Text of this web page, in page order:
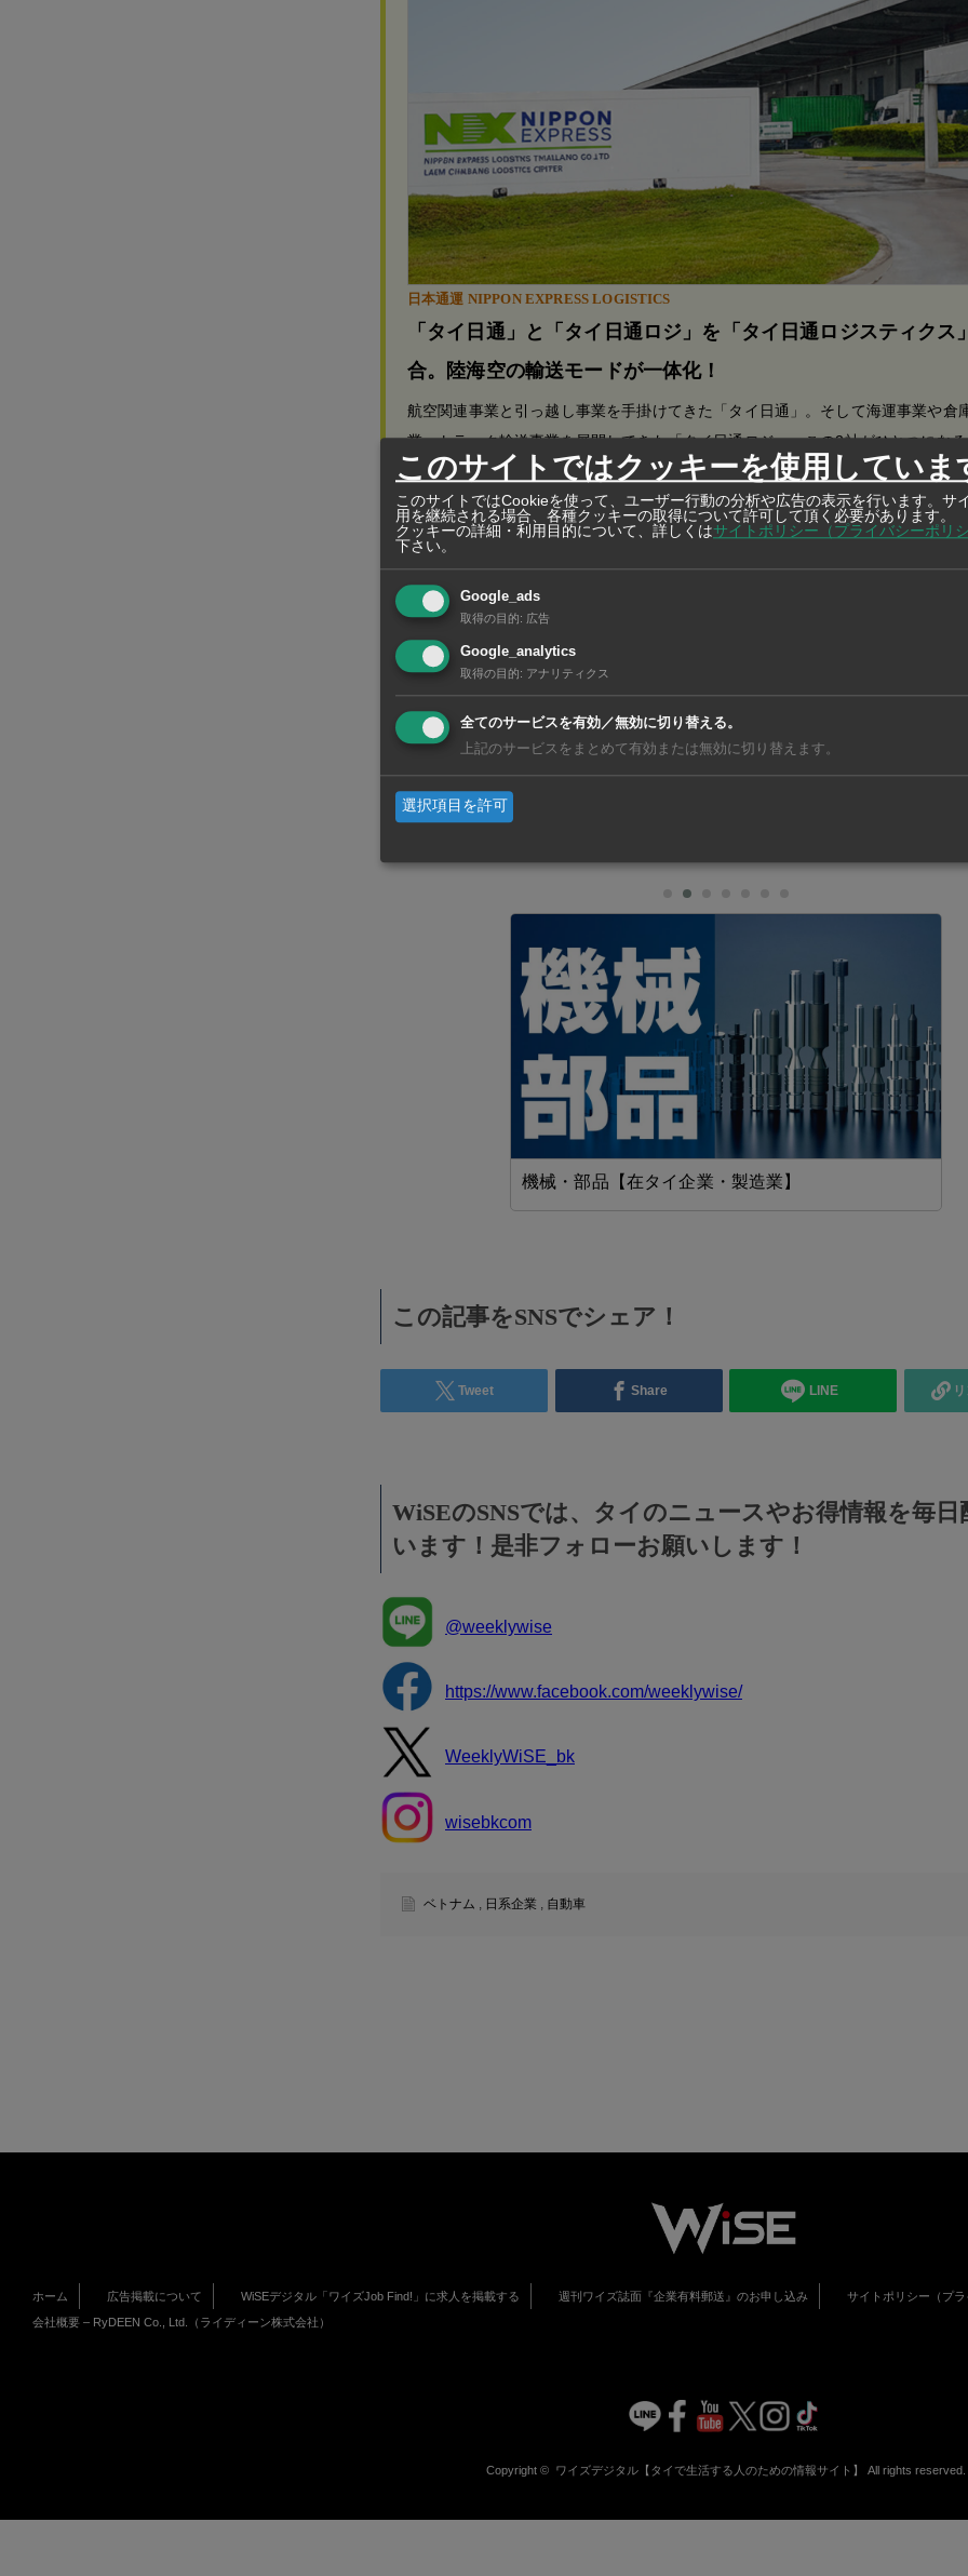
日本通運 NIPPON EXPRESS LOGISTICS
「タイ日通」と「タイ日通ロジ」を「タイ日通ロジスティクス
合。陸海空の輸送モードが一体化！
航空関連事業と引っ越し事業を手掛けてきた「タイ日通」。そして海運事業や倉
業、トラック輸送事業を展開してきた「タイ日通ロジ」。この2社がひとつにな
ンストップサービスや倉庫保管、さらに越境輸送をより充実させます。
販売の内訳は、トヨタブランドが24.9％増の3890台、レクサスが7.1％増
タブランドでは輸入完成車が2599台、現地組立車が1291台だった。ハイブ
（HV）の販売台数は709台だった。
モデル別の販売は、スポーツ多目的車（SUV）「ヤリスクロス」の638台
以下は◆小型車「ヴィオス」＝615台◆ミニバン「ヴェロズクロス」＝595
https://ashu-
機械・部品【在タイ企業・製造業】
この記事をSNSでシェア！
Tweet Share LINE
WiSEのSNSでは、タイのニュースやお得情報を毎日
います！是非フォローお願いします！
@weeklywise
https://www.facebook.com/weeklywise/
WeeklyWiSE_bk
wisebkcom
ベトナム 日系企業 自動車
ホーム 広告掲載について WiSEデジタル「ワイズJob Find!」に求人を掲載する 週刊ワイズ誌面『企業有料郵送』のお申し込み サイトポリシー（プラ
会社概要 – RyDEEN Co., Ltd.（ライディーン株式会社）
Copyright © ワイズデジタル【タイで生活する人のための情報サイト】 All rights reserved.
このサイトではクッキーを使用していま
このサイトではCookieを使って、ユーザー行動の分析や広告の表示を行います。サ
用を継続される場合、各種クッキーの取得について許可して頂く必要があります。
クッキーの詳細・利用目的について、詳しくはサイトポリシー（プライバシーポリシ
下さい。
Google_ads
取得の目的: 広告
Google_analytics
取得の目的: アナリティクス
全てのサービスを有効／無効に切り替える。
上記のサービスをまとめて有効または無効に切り替えます。
選択項目を許可